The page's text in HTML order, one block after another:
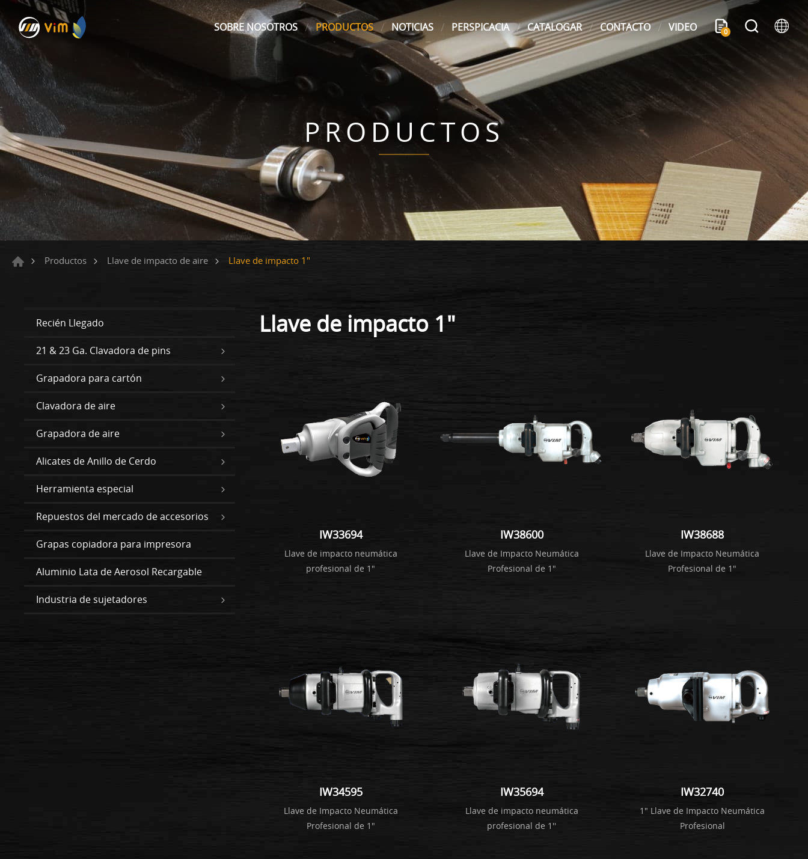
SOBRE NOSOTROS PRODUCTOS NOTICIAS PERSPICACIA CATALOGAR CONTACTO VIDEO 0
PRODUCTOS
Productos Llave de impacto de aire Llave de impacto 1"
Recién Llegado
21 & 23 Ga. Clavadora de pins
Grapadora para cartón
Clavadora de aire
Grapadora de aire
Alicates de Anillo de Cerdo
Herramienta especial
Repuestos del mercado de accesorios
Grapas copiadora para impresora
Aluminio Lata de Aerosol Recargable
Industria de sujetadores
Llave de impacto 1"
IW33694
Llave de impacto neumática
profesional de 1"
IW38600
Llave de Impacto Neumática
Profesional de 1"
IW38688
Llave de Impacto Neumática
Profesional de 1"
IW34595
Llave de Impacto Neumática
Profesional de 1"
IW35694
Llave de impacto neumática
profesional de 1''
IW32740
1" Llave de Impacto Neumática
Profesional